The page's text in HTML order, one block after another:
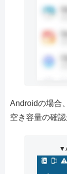
Androidの場合
空き容量の確認